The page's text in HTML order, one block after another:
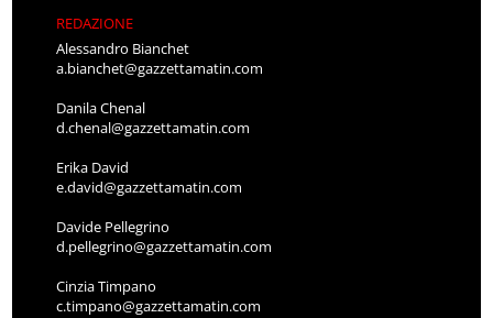
REDAZIONE
Alessandro Bianchet
a.bianchet@gazzettamatin.com
Danila Chenal
d.chenal@gazzettamatin.com
Erika David
e.david@gazzettamatin.com
Davide Pellegrino
d.pellegrino@gazzettamatin.com
Cinzia Timpano
c.timpano@gazzettamatin.com